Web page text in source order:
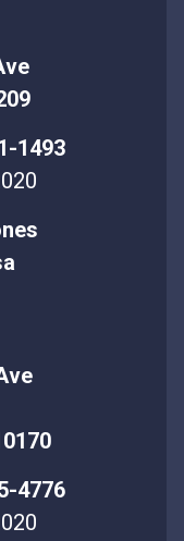
1493
4776